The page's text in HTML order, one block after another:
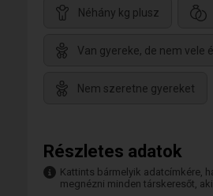
Néhány kg plusz
Van gyereke, de nem vele él
Nem szeretne gyereket
Részletes adatok
Kattints bármelyik adatcímkére,
megnézni minden társkeresőt,